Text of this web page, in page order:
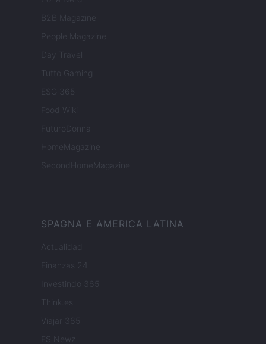
B2B Magazine
People Magazine
Day Travel
Tutto Gaming
ESG 365
Food Wiki
FuturoDonna
HomeMagazine
SecondHomeMagazine
SPAGNA E AMERICA LATINA
Actualidad
Finanzas 24
Investindo 365
Think.es
Viajar 365
ES Newz